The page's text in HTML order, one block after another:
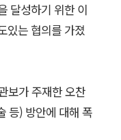
달성하기 위한 이
있는 협의를 가졌
보가 주재한 오찬
등) 방안에 대해 폭